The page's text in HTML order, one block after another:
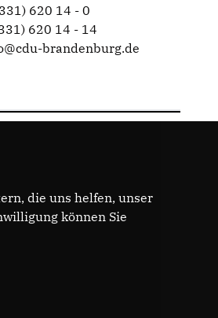
620 14 - 0
620 14 - 14
brandenburg.de
die uns helfen, unser
können Sie